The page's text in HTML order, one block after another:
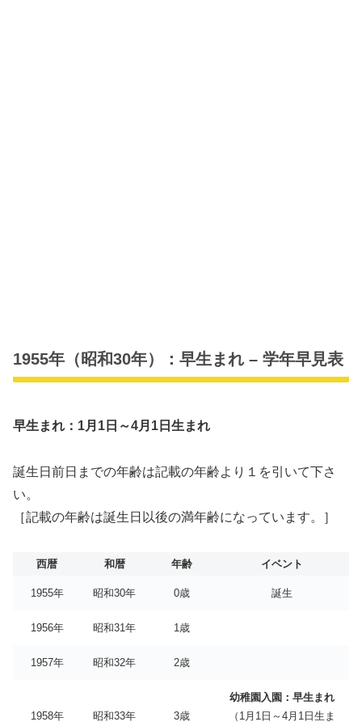
1955年（昭和30年）：早生まれ – 学年早見表
早生まれ：1月1日～4月1日生まれ
誕生日前日までの年齢は記載の年齢より１を引いて下さ
い。
［記載の年齢は誕生日以後の満年齢になっています。］
西暦 和暦 年齢 イベント
1955年 昭和30年 0歳 誕生
1956年 昭和31年 1歳
1957年 昭和32年 2歳
1958年 昭和33年 3歳
幼稚園入園：早生まれ
（1月1日～4月1日生ま